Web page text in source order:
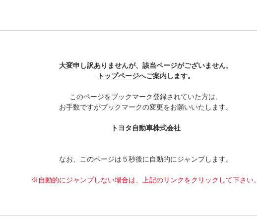
大変申し訳ありませんが、該当ページがございません。
トップページへご案内します。
このページをブックマーク登録されていた方は、
お手数ですがブックマークの変更をお願いいたします。
トヨタ自動車株式会社
なお、このページは５秒後に自動的にジャンプします。
自動的にジャンプしない場合は、上記のリンクをクリックして下さい